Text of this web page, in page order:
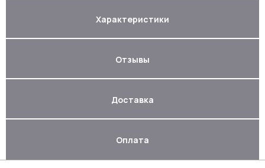
Характеристики
Отзывы
Доставка
Оплата